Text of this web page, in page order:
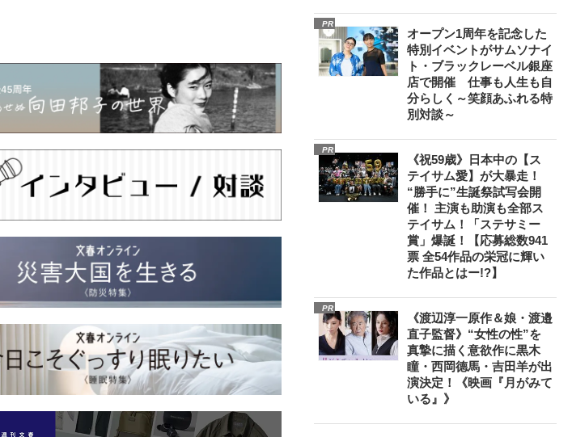
PR
オープン1周年を記念した
特別イベントがサムソナイ
ト・ブラックレーベル銀座
店で開催 仕事も人生も自
分らしく～笑顔あふれる特
別対談～
PR
《祝59歳》日本中の【ス
テイサム愛】が大暴走！
“勝手に”生誕祭試写会開
催！ 主演も助演も全部ス
テイサム！「ステサミー
賞」爆誕！【応募総数941
票 全54作品の栄冠に輝い
た作品とはー!?】
PR
《渡辺淳一原作＆娘・渡邉
直子監督》“女性の性”を
真摯に描く意欲作に黒木
瞳・西岡德馬・吉田羊が出
演決定！《映画『月がみて
いる』》